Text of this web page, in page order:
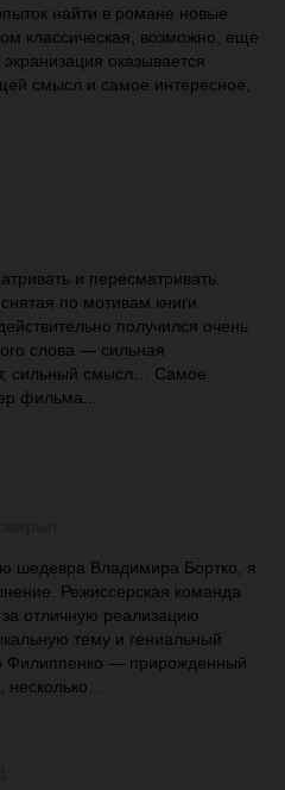
найти в романе новые
классическая, возможно, еще
оказывается
смысл и самое интересное,
и пересматривать.
по мотивам книги
получился очень
слова — сильная
сильный смысл… Самое
фильма...
шедевра Владимира Бортко, я
Режиссерская команда
отличную реализацию
тему и гениальный
Филиппенко — прирожденный